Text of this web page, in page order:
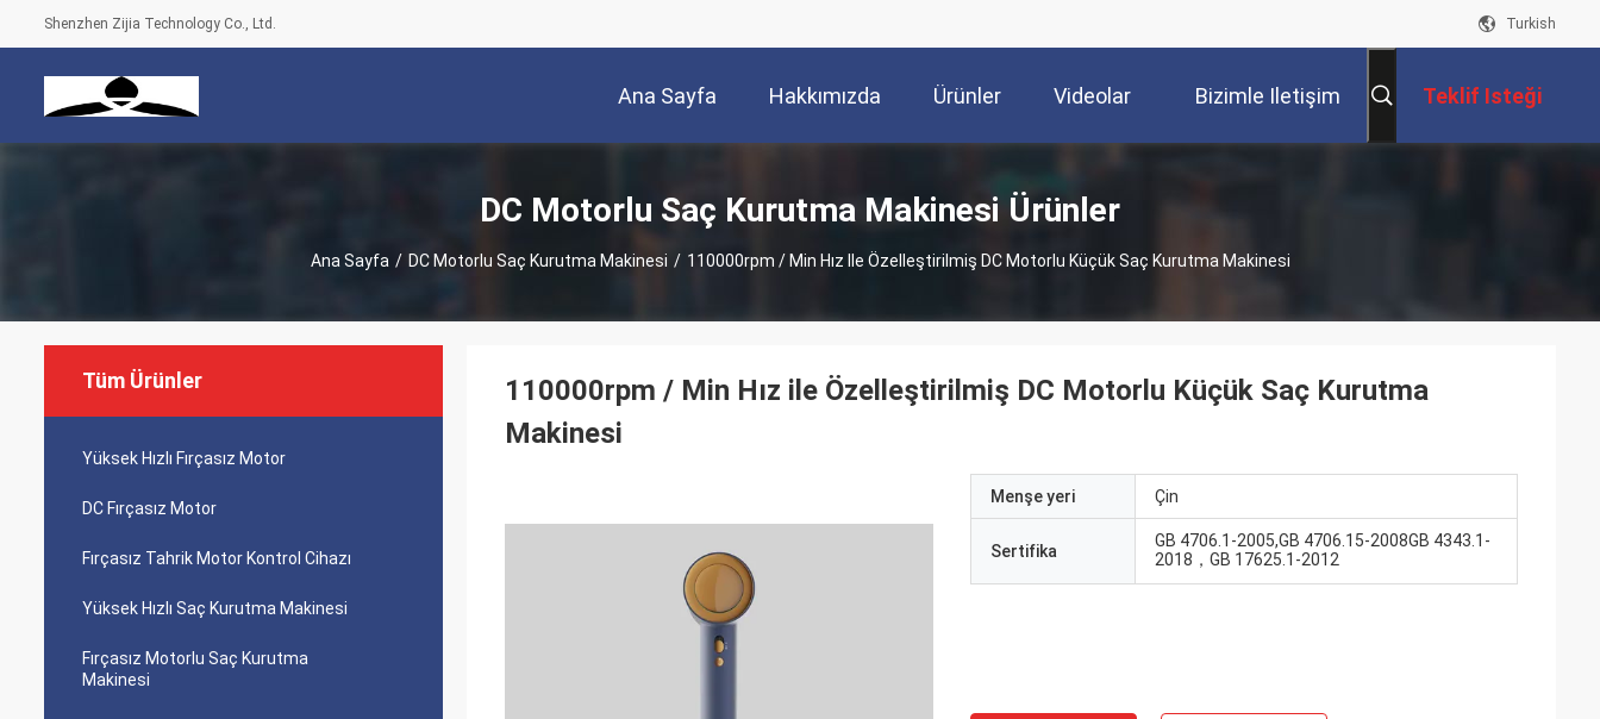
Shenzhen Zijia Technology Co., Ltd. Turkish
Ana Sayfa Hakkımızda Ürünler Videolar Bizimle Iletişim Teklif Isteği
DC Motorlu Saç Kurutma Makinesi Ürünler
Ana Sayfa / DC Motorlu Saç Kurutma Makinesi / 110000rpm / Min Hız Ile Özelleştirilmiş DC Motorlu Küçük Saç Kurutma Makinesi
Tüm Ürünler
Yüksek Hızlı Fırçasız Motor
DC Fırçasız Motor
Fırçasız Tahrik Motor Kontrol Cihazı
Yüksek Hızlı Saç Kurutma Makinesi
Fırçasız Motorlu Saç Kurutma
Makinesi
110000rpm / Min Hız ile Özelleştirilmiş DC Motorlu Küçük Saç Kurutma
Makinesi
Menşe yeri Çin
Sertifika
GB 4706.1-2005,GB 4706.15-2008GB 4343.1-
2018，GB 17625.1-2012